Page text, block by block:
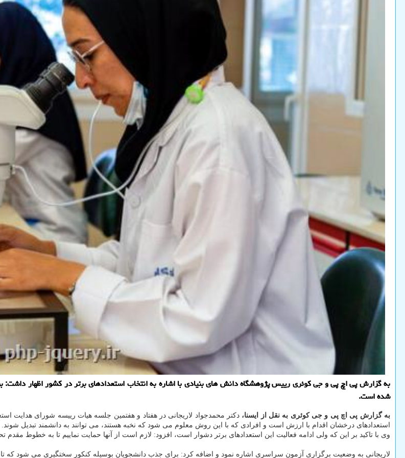
به گزارش پی اچ پی و جی کوئری رییس پژوهشگاه دانش های بنیادی با اشاره به انتخاب استعدادهای برتر در کشور اظهار
شده است.
به گزارش پی اچ پی و جی کوئری به نقل از ایسنا،دکتر محمدجواد لاریجانی در هفتاد و هفتمین جلسه هیات رییسه شورای هدایت
استعدادهای درخشان اقدام با ارزش است و افرادی که با این روش معلوم می شود که نخبه هستند، می توانند به دانشمند تبدیل شوند.
وی با تاکید بر این که ولی ادامه فعالیت این استعدادهای برتر دشوار است، افزود: لازم است از آنها حمایت نماییم تا به خطوط مقدم
لاریجانی به وضعیت برگزاری آزمون سراسری اشاره نمود و اضافه کرد: برای جذب دانشجویان بوسیله کنکور سختگیری می شود که